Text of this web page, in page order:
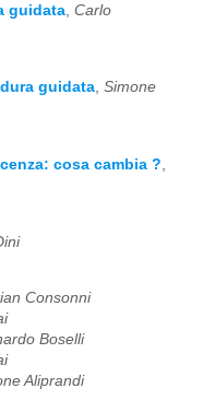
guidata Carlo
guidata, Simone
cosa cambia ?,
Consonni
Boselli
Aliprandi